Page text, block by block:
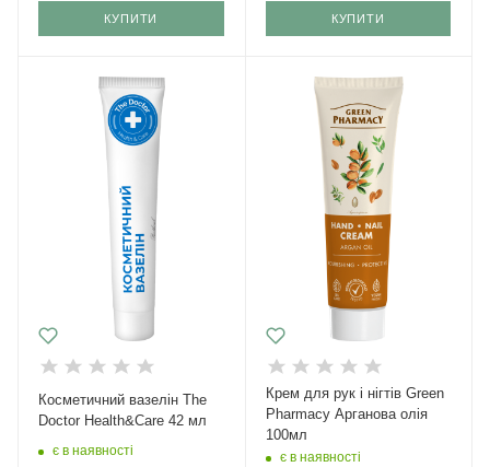
КУПИТИ КУПИТИ
Косметичний вазелін The
Doctor Health&Care 42 мл
є в наявності
Крем для рук і нігтів Green
Pharmacy Арганова олія
100мл
є в наявності